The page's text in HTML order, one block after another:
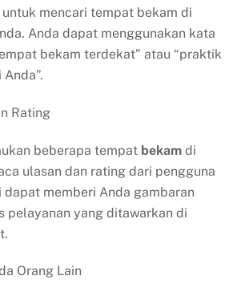
mencari tempat bekam di
Anda dapat menggunakan kata
bekam terdekat” atau “praktik
Rating
beberapa tempat bekam di
ulasan dan rating dari pengguna
dapat memberi Anda gambaran
pelayanan yang ditawarkan di
Orang Lain